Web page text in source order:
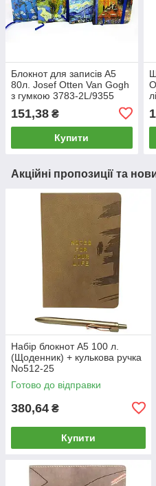
Блокнот для записів А5
80л. Josef Otten Van Gogh
з гумкою 3783-2L/9355
151,38 ₴
Купити
Акційні пропозиції та
Набір блокнот А5 100 л.
(Щоденник) + кулькова ручка
No512-25
Готово до відправки
380,64 ₴
Купити